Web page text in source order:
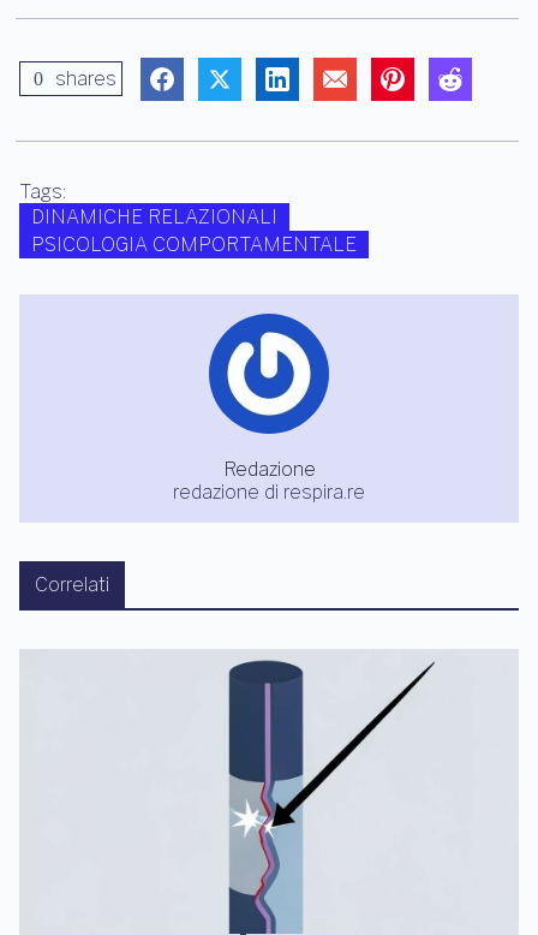
0 shares
Tags:
DINAMICHE RELAZIONALI
PSICOLOGIA COMPORTAMENTALE
Redazione
redazione di respira.re
Correlati